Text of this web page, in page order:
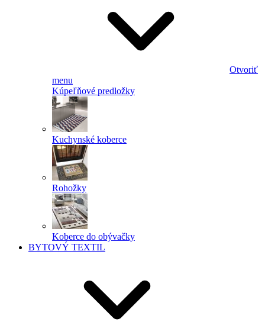
Otvoriť
menu
Kúpeľňové predložky
Kuchynské koberce
Rohožky
Koberce do obývačky
BYTOVÝ TEXTIL